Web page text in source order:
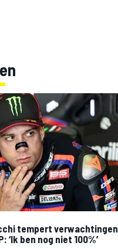
tempert verwachtingen
‘Ik ben nog niet 100%’